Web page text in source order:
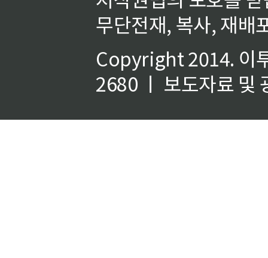
무단전재, 복사, 재배
Copyright 2014. 이
2680 ㅣ 보도자료